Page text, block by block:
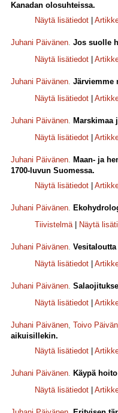
Kanadan olosuhteissa.
Näytä lisätiedot
Juhani Päivänen. Jos suolle
Näytä lisätiedot
Juhani Päivänen. Järviemme
Näytä lisätiedot
Juhani Päivänen. Marskimaa
Näytä lisätiedot
Juhani Päivänen. Maan- ja
1700-luvun Suomessa.
Näytä lisätiedot
Juhani Päivänen.
Tiivistelmä| Näytä
Juhani Päivänen.
Näytä lisätiedot
Juhani Päivänen.
Näytä lisätiedot
Juhani Päivänen, Toivo
aikuisillekin.
Näytä lisätiedot
Juhani Päivänen. Käypä
Näytä lisätiedot